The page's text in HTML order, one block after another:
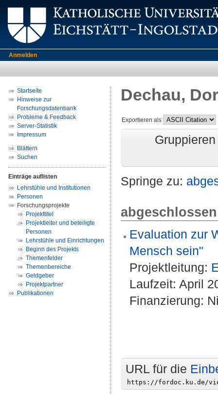
Anmelden
Startseite
Hinweise zur
Forschungsdatenbank
Probleme & Feedback
Server-Statistik
Impressum
Blättern
Suchen
Einträge auflisten
Lehrstühle und Institutionen
Personen
Forschungsprojekte
Projekttitel
Projektleiter und beteiligte
Personen
Lehrstühle und Einrichtungen
Beginn des Projekts
Themenfelder
Themenbereiche
Geldgeber
Projektpartner
Publikationen
Dechau,
Exportieren als
Springe zu:
abgeschlossen
Evaluation zur
Mensch sein"
Projektleitung:
Laufzeit: April
Finanzierung:
URL für die